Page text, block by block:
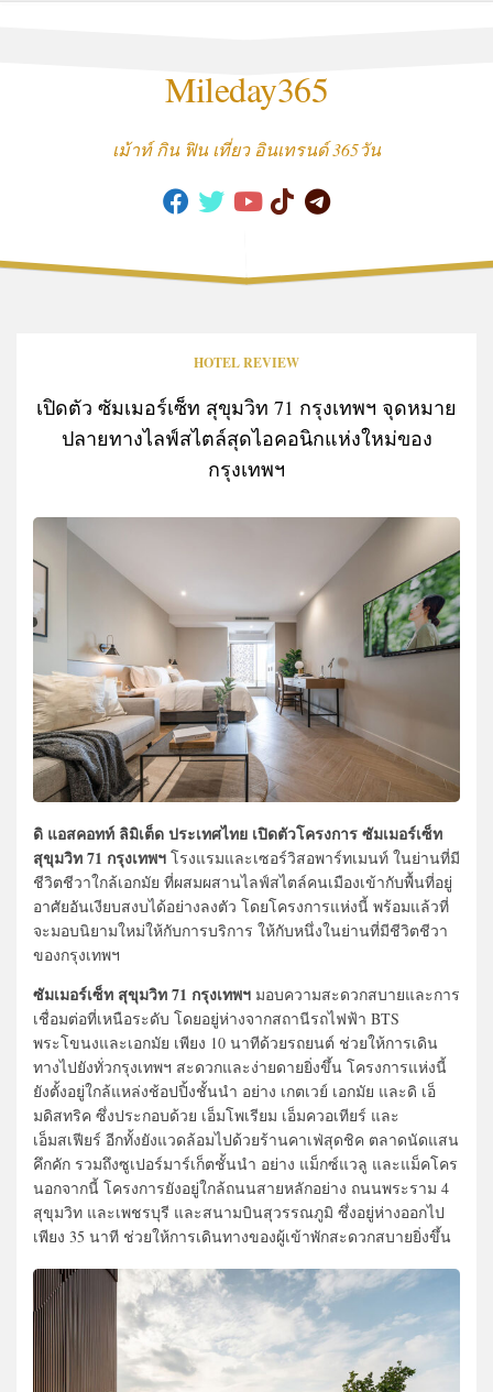
Mileday365
เม้าท์ กิน ฟิน เที่ยว อินเทรนด์ 365วัน
HOTEL REVIEW
เปิดตัว ซัมเมอร์เซ็ท สุขุมวิท 71 กรุงเทพฯ จุดหมาย
ปลายทางไลฟ์สไตล์สุดไอคอนิกแห่งใหม่ของ
กรุงเทพฯ
ดิ แอสคอทท์ ลิมิเต็ด ประเทศไทย เปิดตัวโครงการ ซัมเมอร์เซ็ท
สุขุมวิท 71 กรุงเทพฯ โรงแรมและเซอร์วิสอพาร์ทเมนท์ ในย่านที่มี
ชีวิตชีวาใกล้เอกมัย ที่ผสมผสานไลฟ์สไตล์คนเมืองเข้ากับพื้นที่อยู่
อาศัยอันเงียบสงบได้อย่างลงตัว โดยโครงการแห่งนี้ พร้อมแล้วที่
จะมอบนิยามใหม่ให้กับการบริการ ให้กับหนึ่งในย่านที่มีชีวิตชีวา
ของกรุงเทพฯ
ซัมเมอร์เซ็ท สุขุมวิท 71 กรุงเทพฯ มอบความสะดวกสบายและการ
เชื่อมต่อที่เหนือระดับ โดยอยู่ห่างจากสถานีรถไฟฟ้า BTS
พระโขนงและเอกมัย เพียง 10 นาทีด้วยรถยนต์ ช่วยให้การเดิน
ทางไปยังทั่วกรุงเทพฯ สะดวกและง่ายดายยิ่งขึ้น โครงการแห่งนี้
ยังตั้งอยู่ใกล้แหล่งช้อปปิ้งชั้นนำ อย่าง เกตเวย์ เอกมัย และดิ เอ็
มดิสทริค ซึ่งประกอบด้วย เอ็มโพเรียม เอ็มควอเทียร์ และ
เอ็มสเฟียร์ อีกทั้งยังแวดล้อมไปด้วยร้านคาเฟ่สุดชิค ตลาดนัดแสน
คึกคัก รวมถึงซูเปอร์มาร์เก็ตชั้นนำ อย่าง แม็กซ์แวลู และแม็คโคร
นอกจากนี้ โครงการยังอยู่ใกล้ถนนสายหลักอย่าง ถนนพระราม 4
สุขุมวิท และเพชรบุรี และสนามบินสุวรรณภูมิ ซึ่งอยู่ห่างออกไป
เพียง 35 นาที ช่วยให้การเดินทางของผู้เข้าพักสะดวกสบายยิ่งขึ้น